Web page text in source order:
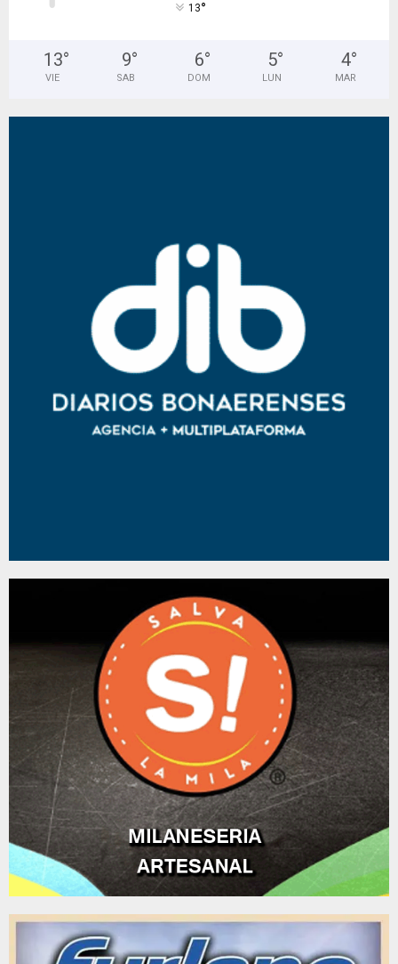
13°
13°
VIE
9°
SAB
6°
DOM
5°
LUN
4°
MAR